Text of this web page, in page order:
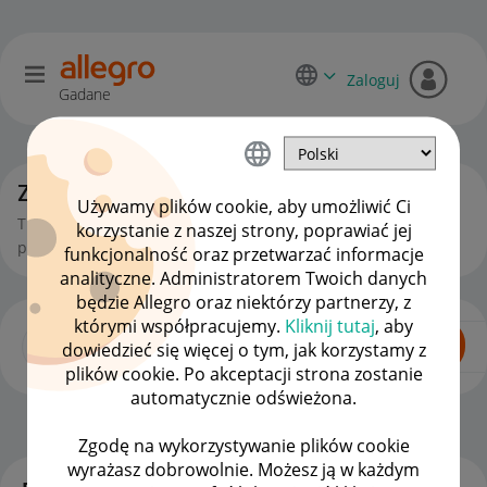
Używamy plików cookie, aby umożliwić Ci
korzystanie z naszej strony, poprawiać jej
funkcjonalność oraz przetwarzać informacje
analityczne. Administratorem Twoich danych
będzie Allegro oraz niektórzy partnerzy, z
którymi współpracujemy. Kliknij tutaj, aby
dowiedzieć się więcej o tym, jak korzystamy z
plików cookie. Po akceptacji strona zostanie
automatycznie odświeżona.
Zgodę na wykorzystywanie plików cookie
wyrażasz dobrowolnie. Możesz ją w każdym
Gadane
Zaloguj
Zaawansowani sprzedawcy
Tu poruszamy bardziej złożone tematy związane z
prowadzeniem sprzedaży na Allegro.